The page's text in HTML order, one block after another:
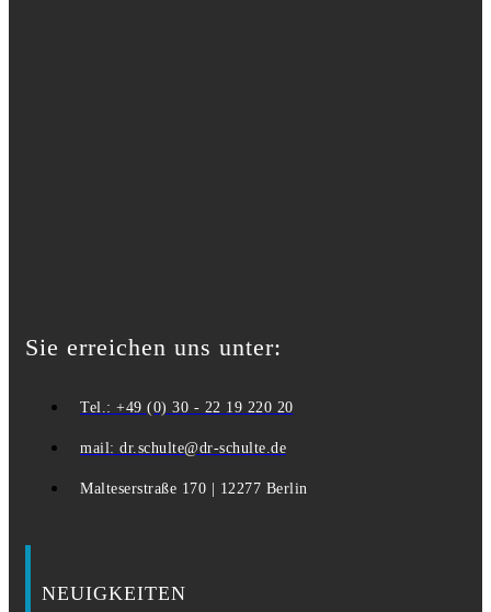
Sie erreichen uns unter:
Tel.: +49 (0) 30 - 22 19 220 20
mail: dr.schulte@dr-schulte.de
Malteserstraße 170 | 12277 Berlin
NEUIGKEITEN